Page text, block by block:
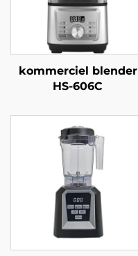
kommerciel blender
HS-606C